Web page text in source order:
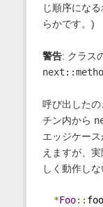
じ順序にな
らかです。)
警告: クラス
呼び出した
チン内から
エッジケー
えますが、
しく動作し
*Foo:: foo